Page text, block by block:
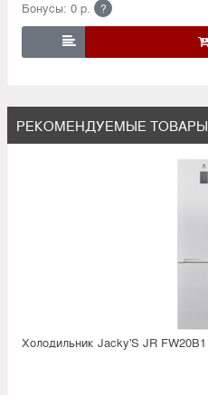
Бонусы: 0 р. ?

РЕКОМЕНДУЕМЫЕ ТОВАРЫ
Холодильник Jacky'S JR FW20B1